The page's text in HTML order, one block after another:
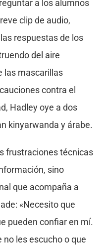
a los alumnos
clip de audio,
respuestas de los
del aire
las mascarillas
contra el
Hadley oye a dos
kinyarwanda y árabe.
frustraciones técnicas
sino
que acompaña a
«Necesito que
pueden confiar en mí.
no les escucho o que